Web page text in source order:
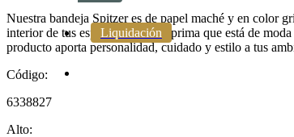
Liquidación
Nuestra bandeja Spitzer es de papel maché y en color
interior de tus espacios. Materia prima que está de
producto aporta personalidad, cuidado y estilo a tus
Código:
6338827
Alto: